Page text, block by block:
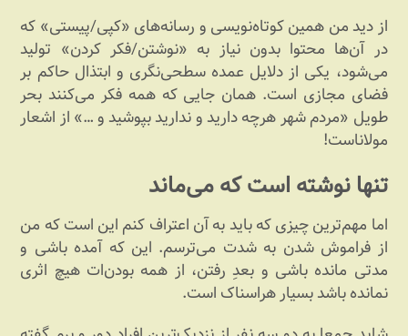
از دید من همین کوتاه‌نویسی و رسانه‌های «کپی‌/پیستی» که
در آن‌ها محتوا بدون نیاز به «نوشتن/فکر کردن» تولید
می‌شود، یکی از دلایل عمده سطحی‌نگری و ابتذال حاکم بر
فضای مجازی است. همان جایی که همه فکر می‌کنند بحر
طویل «مردم شهر هرچه دارید و ندارید بپوشید و …» از اشعار
مولاناست!
تنها نوشته است که می‌ماند
اما مهم‌ترین چیزی که باید به آن اعتراف کنم این است که من
از فراموش شدن به شدت می‌ترسم. این که آمده باشی و
مدتی مانده باشی و بعدِ رفتن، از همه بودن‌ات هیچ اثری
نمانده باشد بسیار هراسناک است.